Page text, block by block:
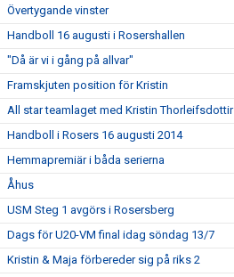
Övertygande vinster
Handboll 16 augusti i Rosershallen
"Då är vi i gång på allvar"
Framskjuten position för Kristin
All star teamlaget med Kristin Thorleifsdottir
Handboll i Rosers 16 augusti 2014
Hemmapremiär i båda serierna
Åhus
USM Steg 1 avgörs i Rosersberg
Dags för U20-VM final idag söndag 13/7
Kristin & Maja förbereder sig på riks 2